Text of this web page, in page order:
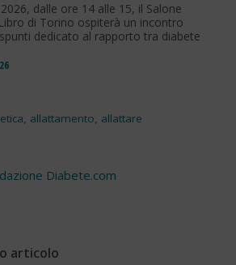
dalle ore 14 alle 15, il Salone
di Torino ospiterà un incontro
dedicato al rapporto tra diabete
, allattamento, allattare
Diabete.com
articolo